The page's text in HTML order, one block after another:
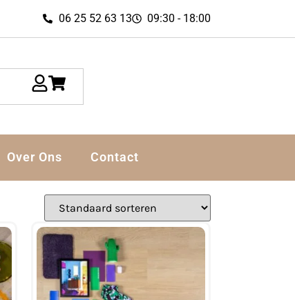
06 25 52 63 13 09:30 - 18:00
Over Ons Contact